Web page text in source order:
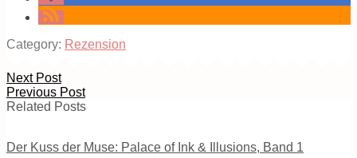
Category: Rezension
Next Post
Previous Post
Related Posts
Der Kuss der Muse: Palace of Ink & Illusions, Band 1